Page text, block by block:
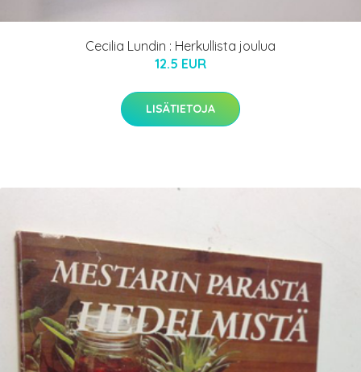
Cecilia Lundin : Herkullista joulua
12.5 EUR
LISÄTIETOJA